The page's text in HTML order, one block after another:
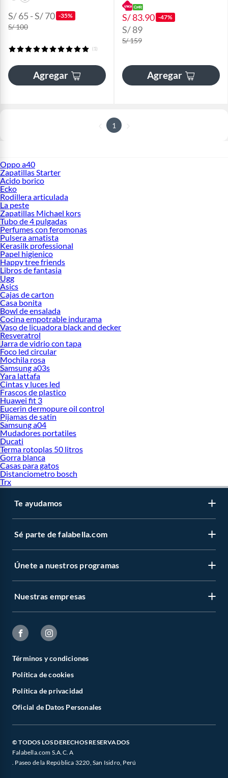
S/ 65 - S/ 70 -35%
S/ 100
(1)
Agregar
S/ 83.90 -47%
S/ 89
S/ 159
Agregar
1
Oppo a40
Zapatillas Starter
Acido borico
Ecko
Rodillera articulada
La peste
Zapatillas Michael kors
Tubo de 4 pulgadas
Perfumes con feromonas
Pulsera amatista
Kerasilk professional
Papel higienico
Happy tree friends
Libros de fantasia
Ugg
Asics
Cajas de carton
Casa bonita
Bowl de ensalada
Cocina empotrable indurama
Vaso de licuadora black and decker
Resveratrol
Jarra de vidrio con tapa
Foco led circular
Mochila rosa
Samsung a03s
Yara lattafa
Cintas y luces led
Frascos de plastico
Huawei fit 3
Eucerin dermopure oil control
Pijamas de satin
Samsung a04
Mudadores portatiles
Ducati
Terma rotoplas 50 litros
Gorra blanca
Casas para gatos
Distanciometro bosch
Trx
Te ayudamos
Sé parte de falabella.com
Únete a nuestros programas
Nuestras empresas
Términos y condiciones
Política de cookies
Política de privacidad
Oficial de Datos Personales
© TODOS LOS DERECHOS RESERVADOS
Falabella.com S.A.C. A
. Paseo de la República 3220, San Isidro, Perú